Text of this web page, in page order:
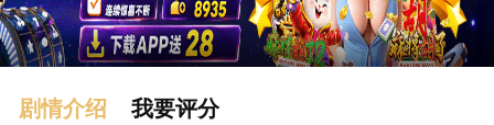
剧情介绍 我要评分